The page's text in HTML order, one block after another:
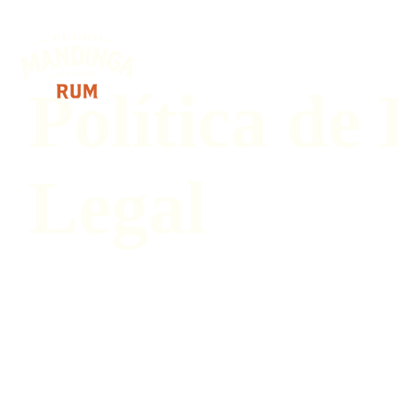
Política de